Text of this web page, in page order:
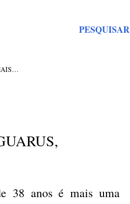
PESQUISAR
38 anos é mais uma